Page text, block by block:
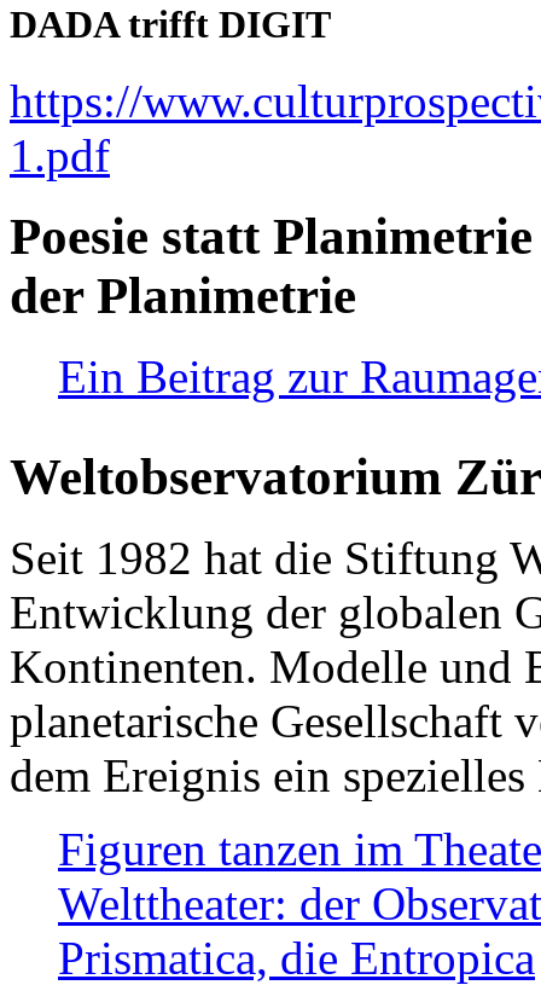
DADA trifft DIGIT
https://
1.pdf
Poesie statt
der Planimetrie
Ein Beitrag zur
Weltobservatorium
Seit 1982 hat die Stiftung
Entwicklung der globalen
Kontinenten. Modelle und
planetarische Gesellschaft
dem Ereignis ein
Figuren tanzen im
Welttheater: der
Prismatica, die Entropica